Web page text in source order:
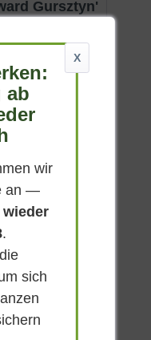
Gursztyn'
bis gelbgrün
- Juni
4 m
ab 299,90 € *
X
ab
wir
an —
wieder
.
sich